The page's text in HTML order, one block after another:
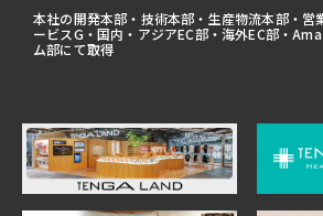
本社の開発本部・技術本部・生産物流本部・営
ービスG・国内・アジアEC部・海外EC部・
ム部にて取得